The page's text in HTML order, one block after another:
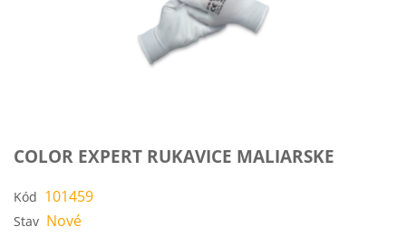
COLOR EXPERT RUKAVICE MALIARSKE
Kód 101459
Stav Nové